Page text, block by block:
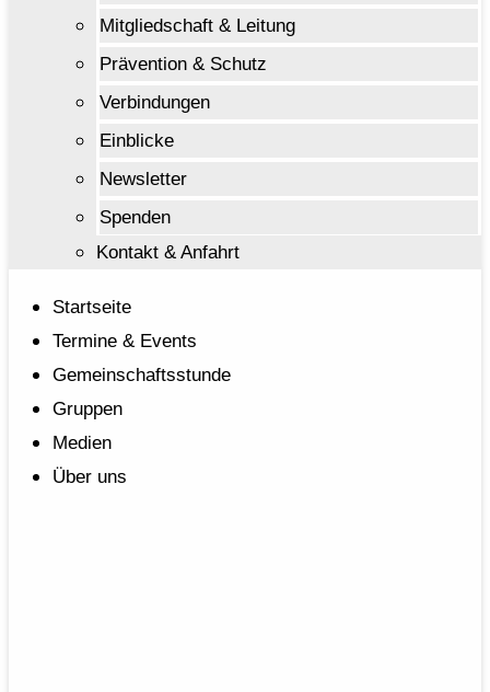
Mitgliedschaft & Leitung
Prävention & Schutz
Verbindungen
Einblicke
Newsletter
Spenden
Kontakt & Anfahrt
Startseite
Termine & Events
Gemeinschaftsstunde
Gruppen
Medien
Über uns